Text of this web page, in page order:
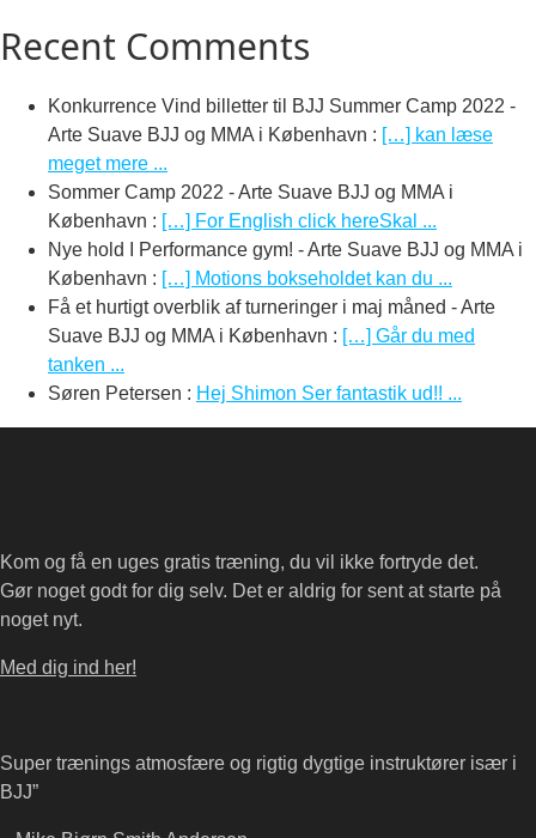
Recent Comments
Konkurrence Vind billetter til BJJ Summer Camp 2022 -
Arte Suave BJJ og MMA i København : […] kan læse
meget mere ...
Sommer Camp 2022 - Arte Suave BJJ og MMA i
København : […] For English click hereSkal ...
Nye hold I Performance gym! - Arte Suave BJJ og MMA i
København : […] Motions bokseholdet kan du ...
Få et hurtigt overblik af turneringer i maj måned - Arte
Suave BJJ og MMA i København : […] Går du med
tanken ...
Søren Petersen : Hej Shimon Ser fantastik ud!! ...
Kom og få en uges gratis træning, du vil ikke fortryde det.
Gør noget godt for dig selv. Det er aldrig for sent at starte på
noget nyt.
Med dig ind her!
Super trænings atmosfære og rigtig dygtige instruktører især i
BJJ”